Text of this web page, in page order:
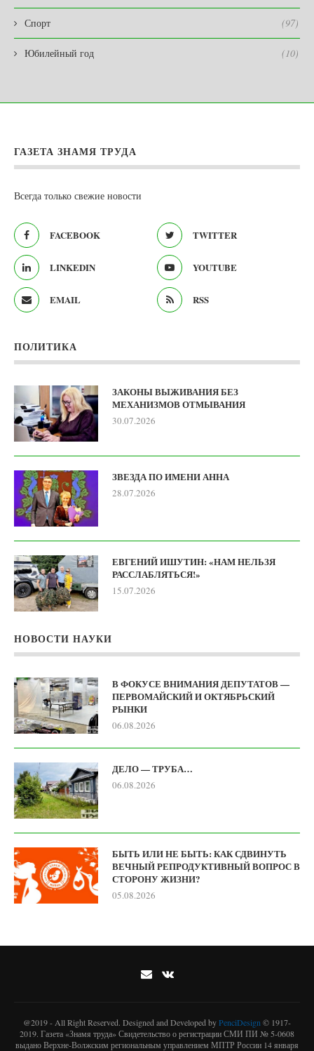
Спорт (97)
Юбилейный год (10)
ГАЗЕТА ЗНАМЯ ТРУДА
Всегда только свежие новости
FACEBOOK TWITTER
LINKEDIN YOUTUBE
EMAIL RSS
ПОЛИТИКА
ЗАКОНЫ ВЫЖИВАНИЯ БЕЗ
МЕХАНИЗМОВ ОТМЫВАНИЯ
30.07.2026
ЗВЕЗДА ПО ИМЕНИ АННА
28.07.2026
ЕВГЕНИЙ ИШУТИН: «НАМ НЕЛЬЗЯ
РАССЛАБЛЯТЬСЯ!»
15.07.2026
НОВОСТИ НАУКИ
В ФОКУСЕ ВНИМАНИЯ ДЕПУТАТОВ —
ПЕРВОМАЙСКИЙ И ОКТЯБРЬСКИЙ
РЫНКИ
06.08.2026
ДЕЛО — ТРУБА…
06.08.2026
БЫТЬ ИЛИ НЕ БЫТЬ: КАК СДВИНУТЬ
ВЕЧНЫЙ РЕПРОДУКТИВНЫЙ ВОПРОС В
СТОРОНУ ЖИЗНИ?
05.08.2026
@2019 - All Right Reserved. Designed and Developed byPenciDesign © 1917-
2019. Газета «Знамя труда» Свидетельство о регистрации СМИ ПИ № 5-0608
выдано Верхне-Волжским региональным управлением МПТР России 14 января